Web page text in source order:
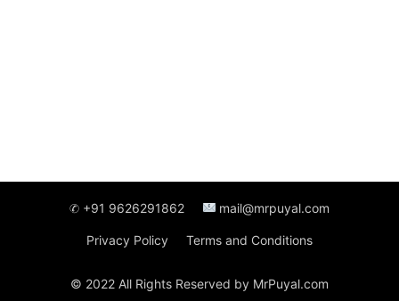
✆ +91 9626291862 mail@mrpuyal.com
Privacy Policy Terms and Conditions
© 2022 All Rights Reserved by MrPuyal.com